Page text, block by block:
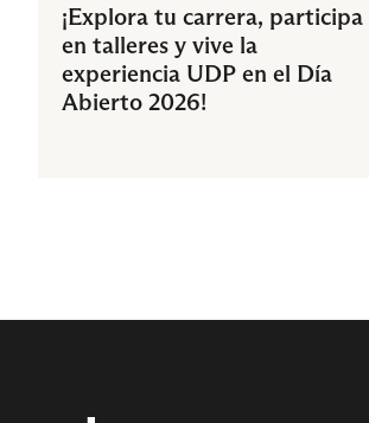
¡Explora tu carrera, participa
en talleres y vive la
experiencia UDP en el Día
Abierto 2026!